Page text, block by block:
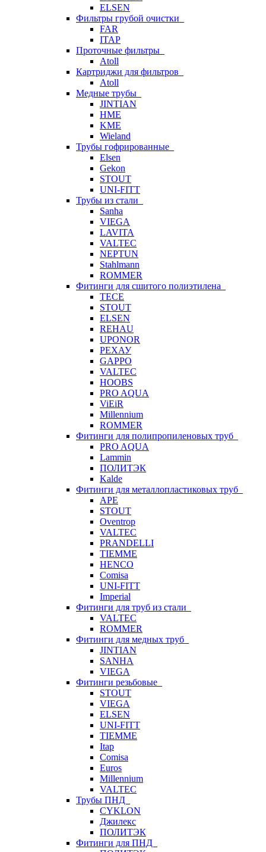
ELSEN
Фильтры грубой очистки
FAR
ITAP
Проточные фильтры
Atoll
Картриджи для фильтров
Atoll
Медные трубы
JINTIAN
HME
KME
Wieland
Трубы гофрированные
Elsen
Gekon
STOUT
UNI-FITT
Трубы из стали
Sanha
VIEGA
LAVITA
VALTEC
NEPTUN
Stahlmann
ROMMER
Фитинги для сшитого полиэтилена
TECE
STOUT
ELSEN
REHAU
UPONOR
РЕХАУ
GAPPO
VALTEC
HOOBS
PRO AQUA
ViEiR
Millennium
ROMMER
Фитинги для полипропиленовых труб
PRO AQUA
Lammin
ПОЛИТЭК
Kalde
Фитинги для металлопластиковых труб
APE
STOUT
Oventrop
VALTEC
PRANDELLI
TIEMME
HENCO
Comisa
UNI-FITT
Imperial
Фитинги для труб из стали
VALTEC
ROMMER
Фитинги для медных труб
JINTIAN
SANHA
VIEGA
Фитинги резьбовые
STOUT
VIEGA
ELSEN
UNI-FITT
TIEMME
Itap
Comisa
Euros
Millennium
VALTEC
Трубы ПНД
CYKLON
Джилекс
ПОЛИТЭК
Фитинги для ПНД